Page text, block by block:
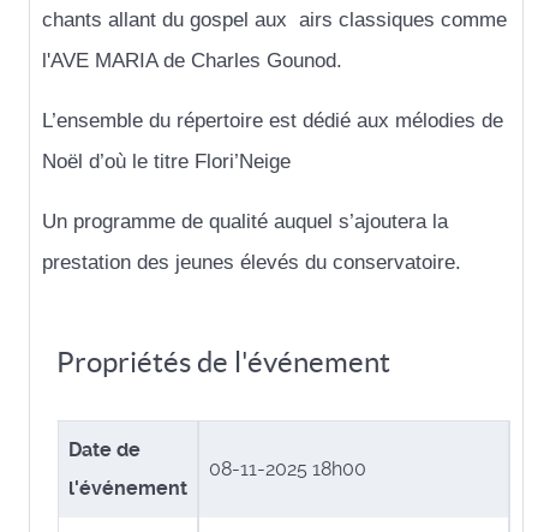
chants allant du gospel aux airs classiques comme
l'AVE MARIA de Charles Gounod.
L’ensemble du répertoire est dédié aux mélodies de
Noël d’où le titre Flori’Neige
Un programme de qualité auquel s’ajoutera la
prestation des jeunes élevés du conservatoire.
Propriétés de l'événement
Date de
l'événement
08-11-2025 18h00